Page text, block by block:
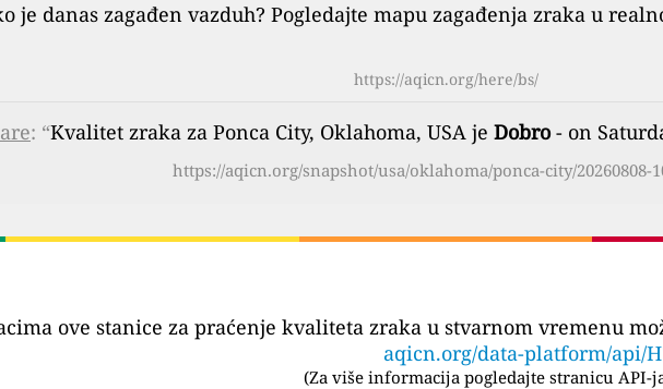
je danas zagađen vazduh? Pogledajte mapu zagađenja zraka u
https://aqicn.org/here/bs/
: “Kvalitet zraka za Ponca City, Oklahoma, USA je Dobro- on
https://aqicn.org/snapshot/usa/oklahoma/ponca-city/20260808-
ove stanice za praćenje kvaliteta zraka u stvarnom vremenu
aqicn.org/data-platform/api/
(Za više informacija pogledajte stranicu API-